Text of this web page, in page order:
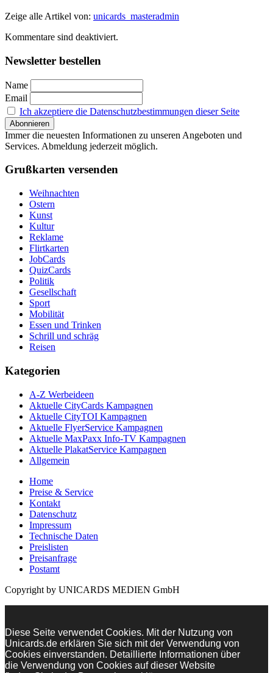
Zeige alle Artikel von: unicards_masteradmin
Kommentare sind deaktiviert.
Newsletter bestellen
Name
Email
Ich akzeptiere die Datenschutzbestimmungen dieser Seite
Immer die neuesten Informationen zu unseren Angeboten und
Services. Abmeldung jederzeit möglich.
Grußkarten versenden
Weihnachten
Ostern
Kunst
Kultur
Reklame
Flirtkarten
JobCards
QuizCards
Politik
Gesellschaft
Sport
Mobilität
Essen und Trinken
Schrill und schräg
Reisen
Kategorien
A-Z Werbeideen
Aktuelle CityCards Kampagnen
Aktuelle CityTOI Kampagnen
Aktuelle FlyerService Kampagnen
Aktuelle MaxPaxx Info-TV Kampagnen
Aktuelle PlakatService Kampagnen
Allgemein
Home
Preise & Service
Kontakt
Datenschutz
Impressum
Technische Daten
Preislisten
Preisanfrage
Postamt
Copyright by UNICARDS MEDIEN GmbH
Diese Seite verwendet Cookies. Mit der Nutzung von
Unicards.de erklären Sie sich mit der Verwendung von
Cookies einverstanden. Detaillierte Informationen über
die Verwendung von Cookies auf dieser Website